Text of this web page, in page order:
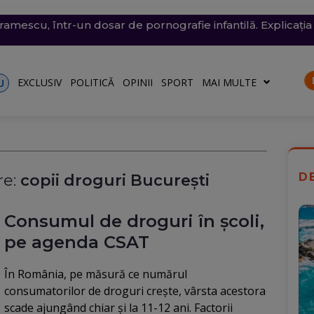
de energie, fără efect: Miercuri, la momentul
exploziv a perturbat traficul pe aeroportul Leipzig, un
către Ucraina. Rusia, principalul suspect
într-un dosar de pornografie infantilă.
în dreptul unei plaje din Mamaia (Video). Aparatul
lui Nicușor Dan, și-a publicat declarațiile de avere
EXCLUSIV POLITICĂ OPINII SPORT MAI MULTE
copii droguri București
Consumul de droguri în școli,
pe agenda CSAT
În România, pe măsură ce numărul
consumatorilor de droguri crește, vârsta acestora
scade ajungând chiar și la 11-12 ani. Factorii